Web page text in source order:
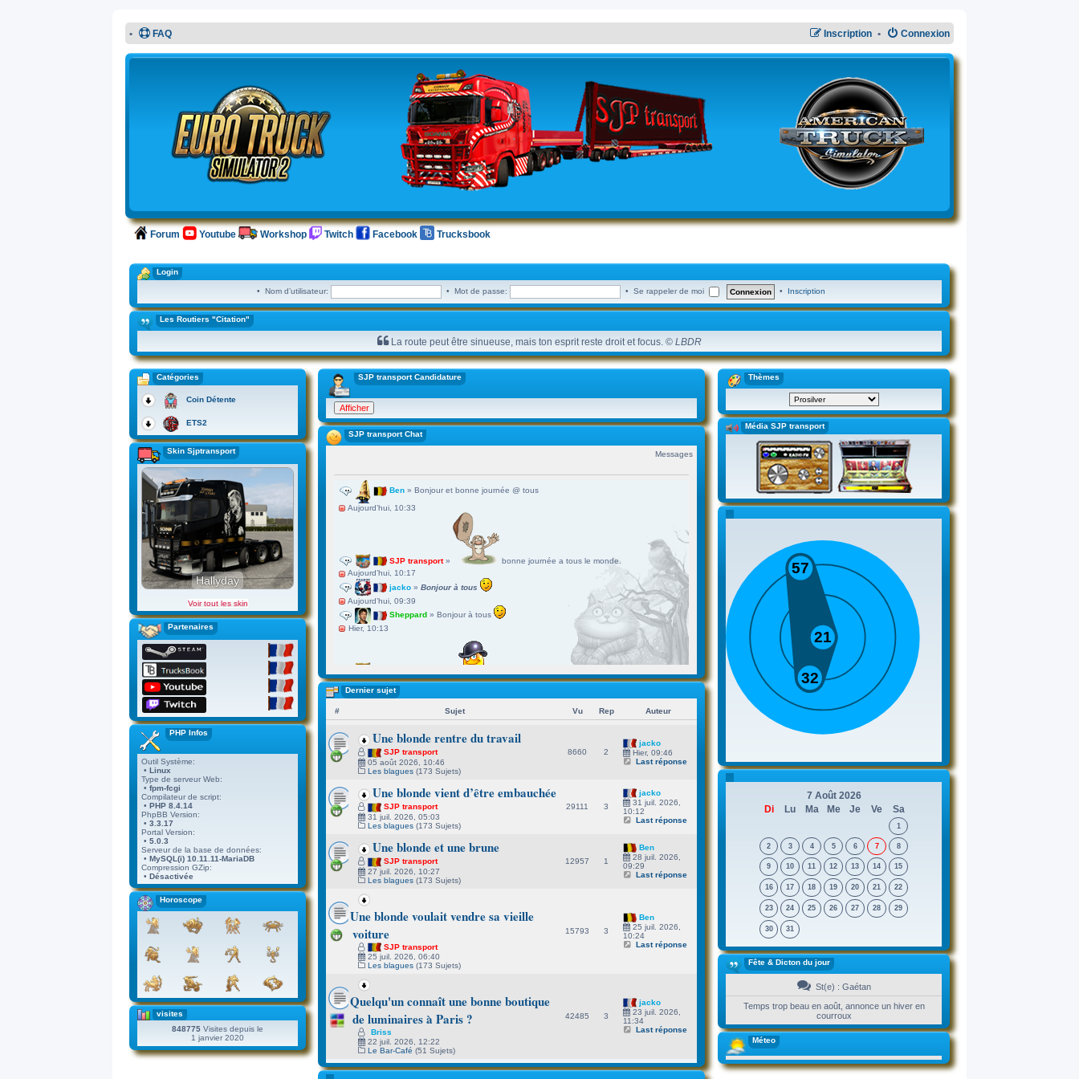
FAQ Connexion
Inscription
Forum Youtube Workshop Twitch Facebook Trucksbook
Login
• Nom d’utilisateur: • Mot de passe: • Se rappeler de moi • Inscription
Les Routiers "Citation"
La route peut être sinueuse, mais ton esprit reste droit et focus. © LBDR
Catégories
Coin Détente
ETS2
Skin Sjptransport
Hallyday
Voir tout les skin
Partenaires
PHP Infos
Outil Système:
• Linux
Type de serveur Web:
• fpm-fcgi
Compilateur de script:
• PHP 8.4.14
PhpBB Version:
• 3.3.17
Portal Version:
• 5.0.3
Serveur de la base de données:
• MySQL(i) 10.11.11-MariaDB
Compression GZip:
• Désactivée
Horoscope
visites
848775 Visites depuis le
1 janvier 2020
SJP transport Candidature
SJP transport Chat
Messages
Dernier sujet
# Sujet Vu Rep Auteur
Une blonde rentre du travail
SJP transport
05 août 2026, 10:46
Les blagues (173 Sujets)
8660 2
jacko
Hier, 09:46
Last réponse
Une blonde vient d’être embauchée
SJP transport
31 juil. 2026, 05:03
Les blagues (173 Sujets)
29111 3
jacko
31 juil. 2026,
10:12
Last réponse
Une blonde et une brune
SJP transport
27 juil. 2026, 10:27
Les blagues (173 Sujets)
12957 1
Ben
28 juil. 2026,
09:29
Last réponse
Une blonde voulait vendre sa vieille
voiture
SJP transport
25 juil. 2026, 06:40
Les blagues (173 Sujets)
15793 3
Ben
25 juil. 2026,
10:24
Last réponse
Quelqu'un connaît une bonne boutique
de luminaires à Paris ?
Briss
22 juil. 2026, 12:22
Le Bar-Café (51 Sujets)
42485 3
jacko
23 juil. 2026,
11:34
Last réponse
Thèmes
Média SJP transport
57
32
21
7 Août 2026
Di
Lu Ma Me Je Ve Sa
1
2 3 4 5 6 7 8
9 10 11 12 13 14 15
16 17 18 19 20 21 22
23 24 25 26 27 28 29
30 31
Fête & Dicton du jour
St(e) : Gaétan
Temps trop beau en août, annonce un hiver en
courroux
Méteo